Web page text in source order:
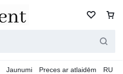
Jaunumi Preces ar atlaidēm RU